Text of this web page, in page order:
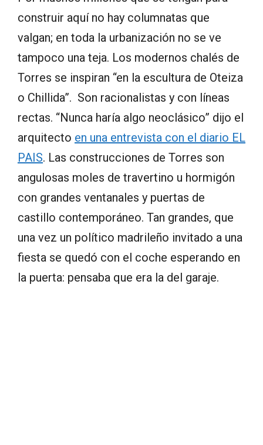
construir aquí no hay columnatas que
valgan; en toda la urbanización no se ve
tampoco una teja. Los modernos chalés de
Torres se inspiran “en la escultura de Oteiza
o Chillida”. Son racionalistas y con líneas
rectas. “Nunca haría algo neoclásico” dijo el
arquitecto en una entrevista con el diario EL
PAIS. Las construcciones de Torres son
angulosas moles de travertino u hormigón
con grandes ventanales y puertas de
castillo contemporáneo. Tan grandes, que
una vez un político madrileño invitado a una
fiesta se quedó con el coche esperando en
la puerta: pensaba que era la del garaje.